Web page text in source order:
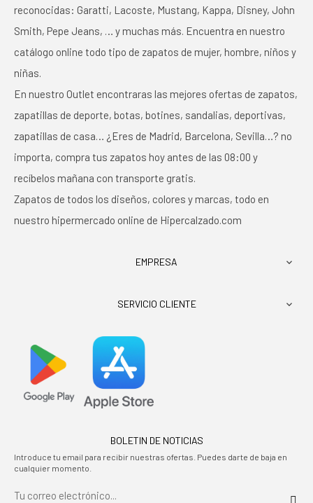
reconocidas: Garatti, Lacoste, Mustang, Kappa, Disney, John
Smith, Pepe Jeans, … y muchas más. Encuentra en nuestro
catálogo online todo tipo de zapatos de mujer, hombre, niños y
niñas.
En nuestro Outlet encontraras las mejores ofertas de zapatos,
zapatillas de deporte, botas, botines, sandalias, deportivas,
zapatillas de casa… ¿Eres de Madrid, Barcelona, Sevilla…? no
importa, compra tus zapatos hoy antes de las 08:00 y
recíbelos mañana con transporte gratis.
Zapatos de todos los diseños, colores y marcas, todo en
nuestro hipermercado online de Hipercalzado.com
EMPRESA 
SERVICIO CLIENTE 
BOLETIN DE NOTICIAS
Introduce tu email para recibir nuestras ofertas. Puedes darte de baja en
cualquier momento.